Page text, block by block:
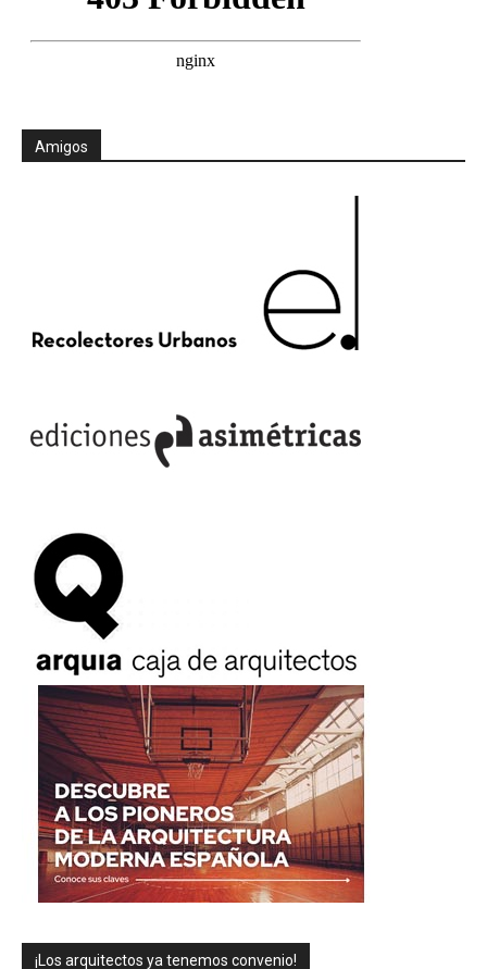
Amigos
¡Los arquitectos ya tenemos convenio!